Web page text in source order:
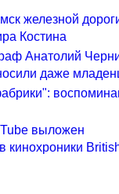
железной
Костина
Анатолий
даже
выложен
кинохроники